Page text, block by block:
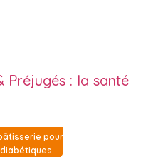
Préjugés : la santé
pour
diabétiques